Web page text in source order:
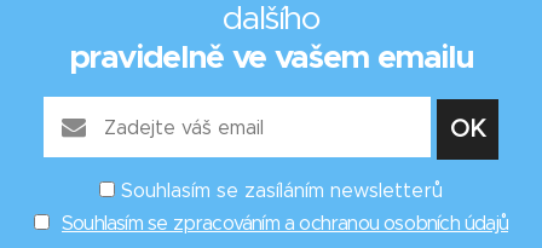
dalšího
pravidelně ve vašem emailu
Souhlasím se zasíláním newsletterů
Souhlasím se zpracováním a ochranou osobních údajů